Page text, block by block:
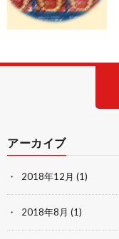
アーカイブ
2018年12月 (1)
2018年8月 (1)